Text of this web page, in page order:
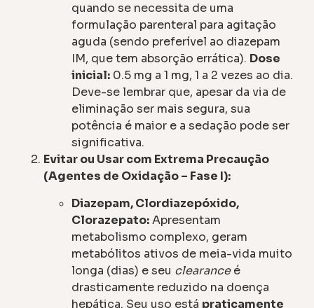
quando se necessita de uma
formulação parenteral para agitação
aguda (sendo preferível ao diazepam
IM, que tem absorção errática). Dose
inicial: 0.5 mg a 1 mg, 1 a 2 vezes ao dia.
Deve-se lembrar que, apesar da via de
eliminação ser mais segura, sua
potência é maior e a sedação pode ser
significativa.
Evitar ou Usar com Extrema Precaução
(Agentes de Oxidação – Fase I):
Diazepam, Clordiazepóxido,
Clorazepato:Apresentam
metabolismo complexo, geram
metabólitos ativos de meia-vida muito
longa (dias) e seu clearanceé
drasticamente reduzido na doença
hepática. Seu uso está praticamente